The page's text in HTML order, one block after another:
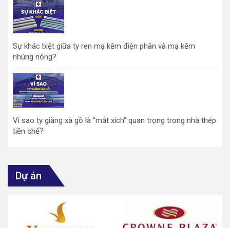
Sự khác biệt giữa ty ren mạ kẽm điện phân và mạ kẽm
nhúng nóng?
Vì sao ty giằng xà gồ là "mắt xích" quan trọng trong nhà thép
tiền chế?
Dự án